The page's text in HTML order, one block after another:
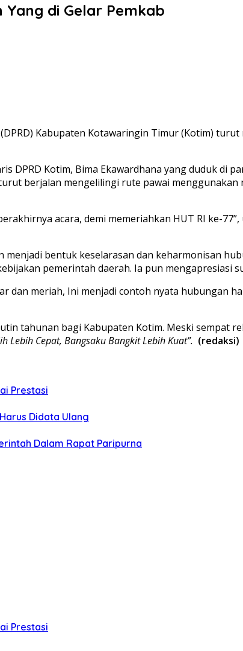
di Gelar Pemkab
Kabupaten Kotawaringin Timur (Kotim)
DPRD Kotim, Bima Ekawardhana yang duduk di
berjalan mengelilingi rute pawai
acara, demi memeriahkan HUT RI ke-77”,
menjadi bentuk keselarasan dan keharmonisan
pemerintah daerah. Ia pun mengapresiasi
dan meriah, Ini menjadi contoh nyata hubungan
tahunan bagi Kabupaten Kotim. Meski sempat
Lebih Cepat, Bangsaku Bangkit Lebih Kuat”. (redaksi)
Prestasi
Didata Ulang
Dalam Rapat Paripurna
Prestasi